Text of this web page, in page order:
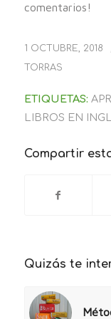
comentarios!
1 OCTUBRE, 2018
TORRAS
ETIQUETAS:
LIBROS EN
Compartir
Quizás te